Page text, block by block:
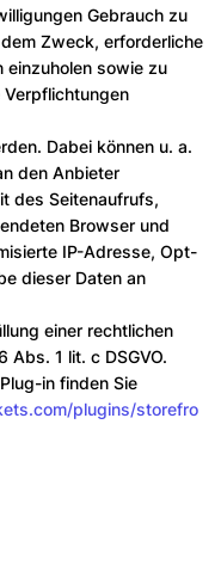
Gebrauch zu
Zweck, erforderliche
einzuholen sowie zu
Dabei können u. a.
den Anbieter
des Seitenaufrufs,
Browser und
IP-Adresse, Opt-
dieser Daten an
einer rechtlichen
Abs. 1 lit. c DSGVO.
in finden Sie
plugins/storefro